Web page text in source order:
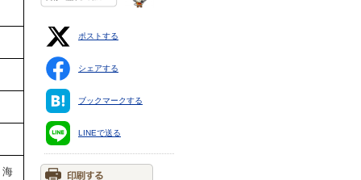
ポストする
シェアする
ブックマークする
LINEで送る